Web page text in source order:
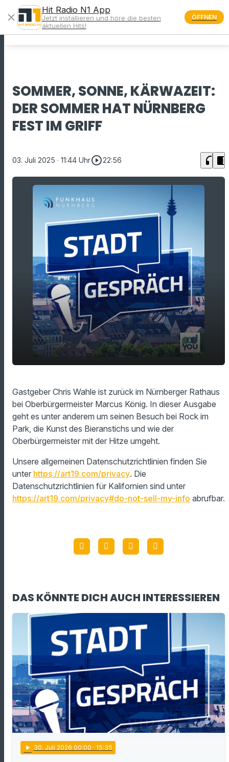
menu
SOMMER, SONNE, KÄRWAZEIT:
DER SOMMER HAT NÜRNBERG
FEST IM GRIFF
03. Juli 2025 · 11:44 Uhrplay_circle_outline22:56 headphones chrome_reader_mode
play_arrow Nürnberg fest im Griff
00:00 22:56
Gastgeber Chris Wahle ist zurück im Nürnberger Rathaus
bei Oberbürgermeister Marcus König. In dieser Ausgabe
geht es unter anderem um seinen Besuch bei Rock im
Park, die Kunst des Bieranstichs und wie der
Oberbürgermeister mit der Hitze umgeht.
Unsere allgemeinen Datenschutzrichtlinien finden Sie
unter https://art19.com/privacy. Die
Datenschutzrichtlinien für Kalifornien sind unter
https://art19.com/privacy#do-not-sell-my-info abrufbar.
DAS KÖNNTE DICH AUCH INTERESSIEREN
play_arrow 30. Juli 2026 00:00 · 15:35
close
Hit Radio N1 App
Jetzt installieren und höre die besten
aktuellen Hits!
ÖFFNEN